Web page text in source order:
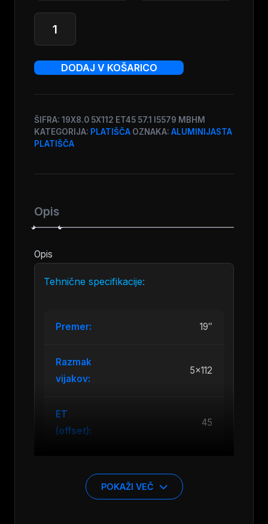
AP
Design
|
Serija
5076
|
col
količina
DODAJ V KOŠARICO
ŠIFRA: 19X8.0 5X112 ET45 57.1 I5579 MBHM
KATEGORIJA: PLATIŠČA OZNAKA: ALUMINIJASTA
PLATIŠČA
Opis
Opis
Tehnične specifikacije:
Premer: 19″
Razmak
vijakov:
5×112
ET
(offset):
45
platišča:
POKAŽI VEČ